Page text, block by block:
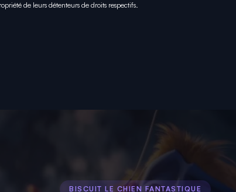
de leurs détenteurs de droits respectifs.
BISCUIT LE CHIEN FANTASTIQUE